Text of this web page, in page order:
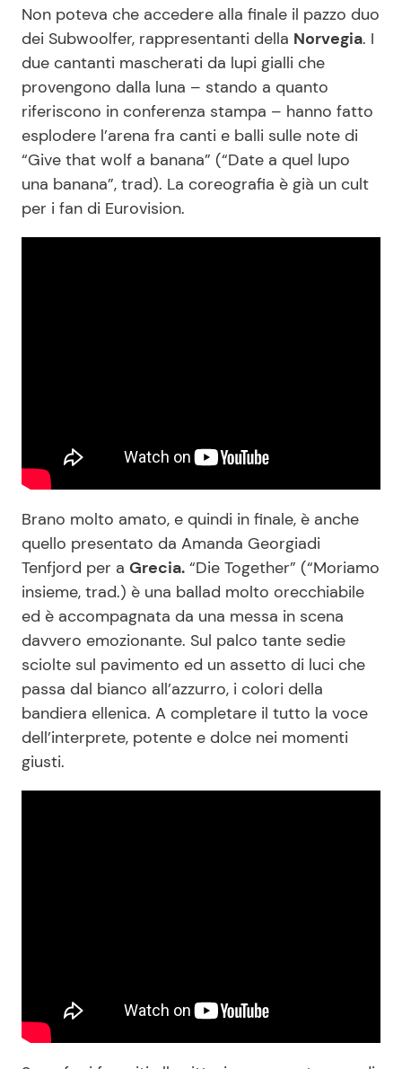
Non poteva che accedere alla finale il pazzo duo
dei Subwoolfer, rappresentanti della Norvegia. I
due cantanti mascherati da lupi gialli che
provengono dalla luna – stando a quanto
riferiscono in conferenza stampa – hanno fatto
esplodere l’arena fra canti e balli sulle note di
“Give that wolf a banana” (“Date a quel lupo
una banana”, trad). La coreografia è già un cult
per i fan di Eurovision.
Brano molto amato, e quindi in finale, è anche
quello presentato da Amanda Georgiadi
Tenfjord per a Grecia. “Die Together” (“Moriamo
insieme, trad.) è una ballad molto orecchiabile
ed è accompagnata da una messa in scena
davvero emozionante. Sul palco tante sedie
sciolte sul pavimento ed un assetto di luci che
passa dal bianco all’azzurro, i colori della
bandiera ellenica. A completare il tutto la voce
dell’interprete, potente e dolce nei momenti
giusti.